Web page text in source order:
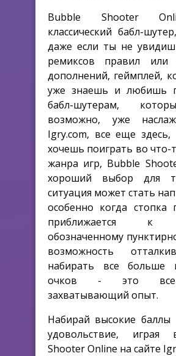
Bubble Shooter
классический бабл-
даже если ты не
ремиксов правил или
дополнений, геймплей,
уже знаешь и любишь
бабл-шутерам,
возможно, уже
Igry.com, все еще
хочешь поиграть во что-
жанра игр, Bubble
хороший выбор для
ситуация может стать
особенно когда стопка
приближается к
обозначенному
возможность
набирать все больше
очков - это
захватывающий опыт.
Набирай высокие баллы
удовольствие,
Shooter Online на сайте